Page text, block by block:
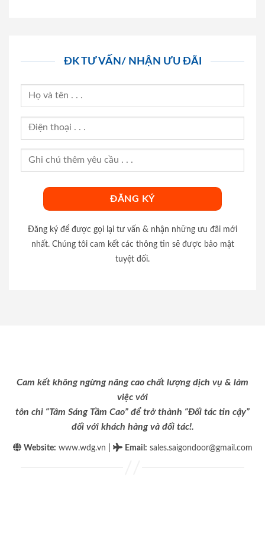
ĐK TƯ VẤN/ NHẬN ƯU ĐÃI
Đăng ký để được gọi lại tư vấn & nhận những ưu đãi mới
nhất. Chúng tôi cam kết các thông tin sẽ được bảo mật
tuyệt đối.
Cam kết không ngừng nâng cao chất lượng dịch vụ & làm
việc với
tôn chỉ “Tâm Sáng Tầm Cao” để trở thành “Đối tác tin cậy”
đối với khách hàng và đối tác!.
Website: www.wdg.vn Email : sales.saigondoor@gmail.com